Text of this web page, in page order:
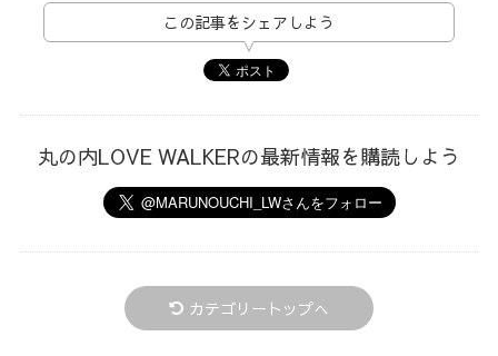
この記事をシェアしよう
丸の内LOVE WALKERの最新情報を購読しよう
カテゴリートップへ